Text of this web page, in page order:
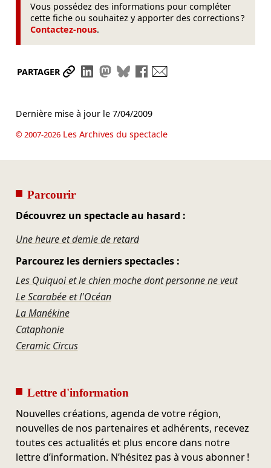
Vous possédez des informations pour compléter
cette fiche ou souhaitez y apporter des corrections ?
Contactez-nous.
PARTAGER Partager le lien
Partager sur LinkedIn
Partager sur Mastodon
Partager sur Bluesky
Partager sur Facebook
Dernière mise à jour le 7/04/2009
© 2007-2026Les Archives du spectacle
Parcourir
Découvrez un spectacle au hasard :
Une heure et demie de retard
Parcourez les derniers spectacles :
Les Quiquoi et le chien moche dont personne ne veut
Le Scarabée et l'Océan
La Manékine
Cataphonie
Ceramic Circus
Lettre d'information
Nouvelles créations, agenda de votre région,
nouvelles de nos partenaires et adhérents, recevez
toutes ces actualités et plus encore dans notre
lettre d’information. N’hésitez pas à vous abonner !